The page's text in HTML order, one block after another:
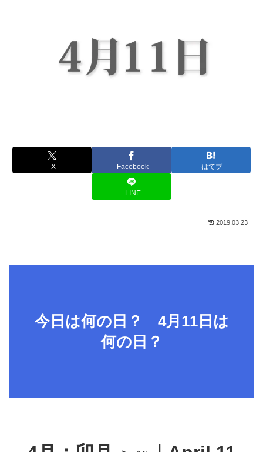
X Facebook はてブ
LINE
2019.03.23
今日は何の日？ 4月11日は
何の日？